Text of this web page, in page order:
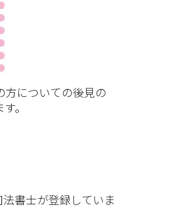
方についての後見の
。
書士が登録していま